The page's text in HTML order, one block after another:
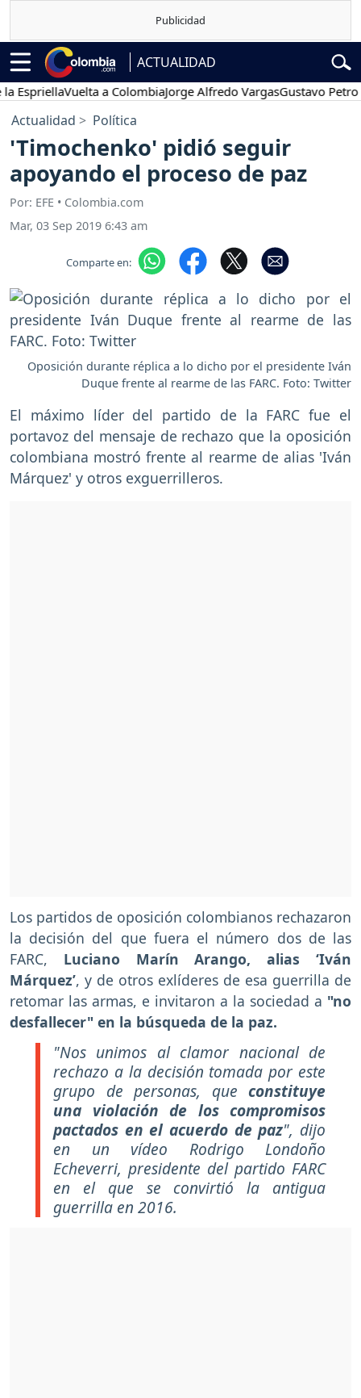
ACTUALIDAD
Vuelta a ColombiaJorge Alfredo VargasGustavo Petro
Actualidad Política
'Timochenko' pidió seguir
apoyando el proceso de paz
Por: EFE • Colombia.com
Mar, 03 Sep 2019 6:43 am
Comparte en:
Oposición durante réplica a lo dicho por el presidente Iván
Duque frente al rearme de las FARC. Foto: Twitter
El máximo líder del partido de la FARC fue el
portavoz del mensaje de rechazo que la oposición
colombiana mostró frente al rearme de alias 'Iván
Márquez' y otros exguerrilleros.
Los partidos de oposición colombianos rechazaron
la decisión del que fuera el número dos de las
FARC, Luciano Marín Arango, alias ‘Iván
Márquez’, y de otros exlíderes de esa guerrilla de
retomar las armas, e invitaron a la sociedad a "no
desfallecer" en la búsqueda de la paz.
"Nos unimos al clamor nacional de
rechazo a la decisión tomada por este
grupo de personas, que constituye
una violación de los compromisos
pactados en el acuerdo de paz", dijo
en un vídeo Rodrigo Londoño
Echeverri, presidente del partido FARC
en el que se convirtió la antigua
guerrilla en 2016.